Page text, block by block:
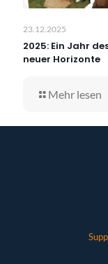
23.12.2025
2025: Ein Jahr
neuer Horizonte
Mehr lesen